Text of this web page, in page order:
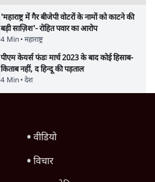
'महाराष्ट्र में गैर बीजेपी वोटरों के नामों को काटने की
बड़ी साज़िश'- रोहित पवार का आरोप
4 Min महाराष्ट्र
देश